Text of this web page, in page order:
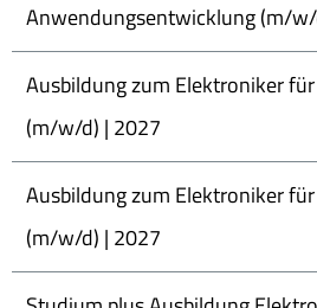
Anwendungsentwicklung (m/
Ausbildung zum Elektroniker
(m/w/d) | 2027
Ausbildung zum Elektroniker
(m/w/d) | 2027